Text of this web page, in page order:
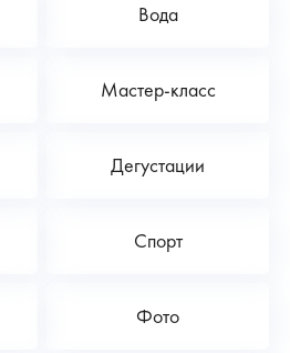
Вода
Мастер-класс
Дегустации
Спорт
Фото